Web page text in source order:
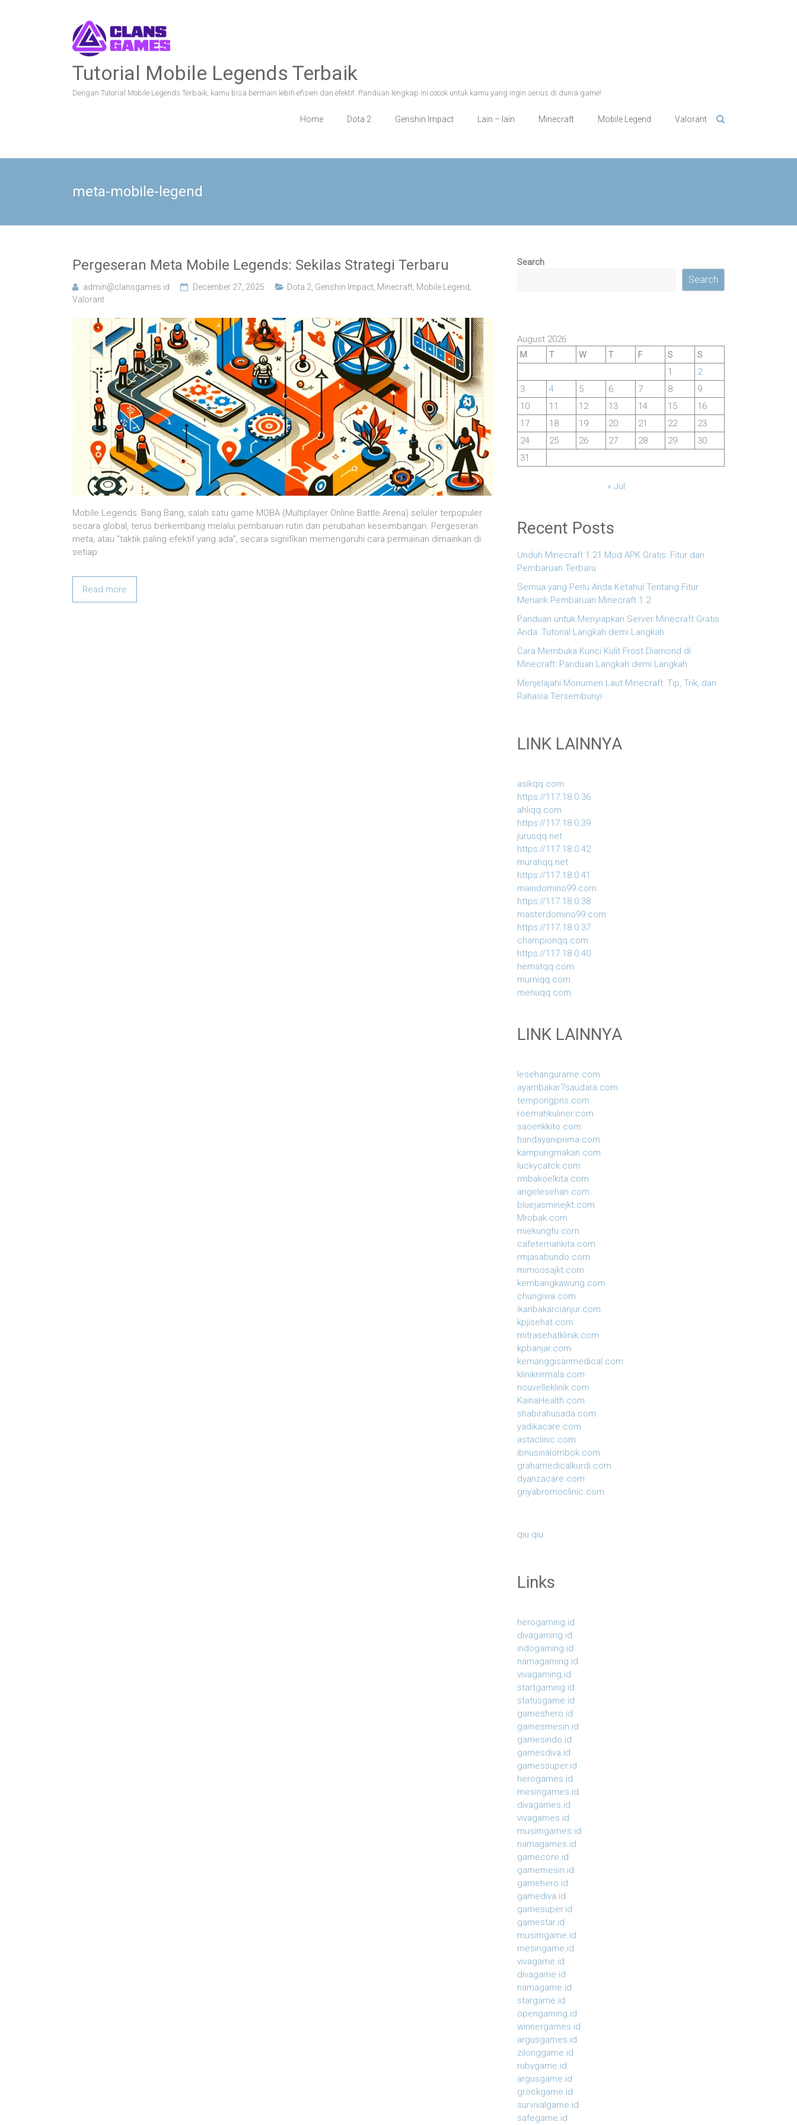
Tutorial Mobile Legends Terbaik
Dengan Tutorial Mobile Legends Terbaik, kamu bisa bermain lebih efisien dan efektif. Panduan lengkap ini cocok untuk kamu yang ingin serius di dunia game!
Home Dota 2 Genshin Impact Lain – lain Minecraft Mobile Legend Valorant
meta-mobile-legend
Pergeseran Meta Mobile Legends: Sekilas Strategi Terbaru
admin@clansgames.id December 27, 2025 Dota 2 Genshin Impact Minecraft Mobile Legend
Valorant
Mobile Legends: Bang Bang, salah satu game MOBA (Multiplayer Online Battle Arena) seluler terpopuler
secara global, terus berkembang melalui pembaruan rutin dan perubahan keseimbangan. Pergeseran
meta, atau “taktik paling efektif yang ada”, secara signifikan memengaruhi cara permainan dimainkan di
setiap
Read more
Search
Search
August 2026
M
T W T F S
S
1
2
3
4 5 6 7 8
9
10
11 12 13 14 15
16
17
18 19 20 21 22
23
24
25 26 27 28 29
30
31
« Jul
Recent Posts
Unduh Minecraft 1.21 Mod APK Gratis: Fitur dan
Pembaruan Terbaru
Semua yang Perlu Anda Ketahui Tentang Fitur
Menarik Pembaruan Minecraft 1.2
Panduan untuk Menyiapkan Server Minecraft Gratis
Anda: Tutorial Langkah demi Langkah
Cara Membuka Kunci Kulit Frost Diamond di
Minecraft: Panduan Langkah demi Langkah
Menjelajahi Monumen Laut Minecraft: Tip, Trik, dan
Rahasia Tersembunyi
LINK LAINNYA
asikqq.com
https://117.18.0.36
ahliqq.com
https://117.18.0.39
jurusqq.net
https://117.18.0.42
murahqq.net
https://117.18.0.41
maindomino99.com
https://117.18.0.38
masterdomino99.com
https://117.18.0.37
championqq.com
https://117.18.0.40
hematqq.com
murniqq.com
menuqq.com
LINK LAINNYA
lesehangurame.com
ayambakar7saudara.com
tempongpns.com
roemahkuliner.com
saoenkkito.com
handayaniprima.com
kampungmakan.com
luckycatck.com
rmbakoelkita.com
angelesehan.com
bluejasminejkt.com
Mrobak.com
miekungfu.com
cafetemankita.com
rmjasabundo.com
mimoosajkt.com
kembangkawung.com
chungiwa.com
ikanbakarcianjur.com
kpjisehat.com
mitrasehatklinik.com
kpbanjar.com
kemanggisanmedical.com
kliniknirmala.com
nouvelleklinik.com
KainaHealth.com
shabirahusada.com
yadikacare.com
astaclinic.com
ibnusinalombok.com
grahamedicalkurdi.com
dyanzacare.com
griyabromoclinic.com
qiu qiu
Links
herogaming.id
divagaming.id
indogaming.id
namagaming.id
vivagaming.id
startgaming.id
statusgame.id
gameshero.id
gamesmesin.id
gamesindo.id
gamesdiva.id
gamessuper.id
herogames.id
mesingames.id
divagames.id
vivagames.id
musimgames.id
namagames.id
gamecore.id
gamemesin.id
gamehero.id
gamediva.id
gamesuper.id
gamestar.id
musimgame.id
mesingame.id
vivagame.id
divagame.id
namagame.id
stargame.id
opengaming.id
winnergames.id
argusgames.id
zilonggame.id
rubygame.id
argusgame.id
grockgame.id
survivalgame.id
safegame.id